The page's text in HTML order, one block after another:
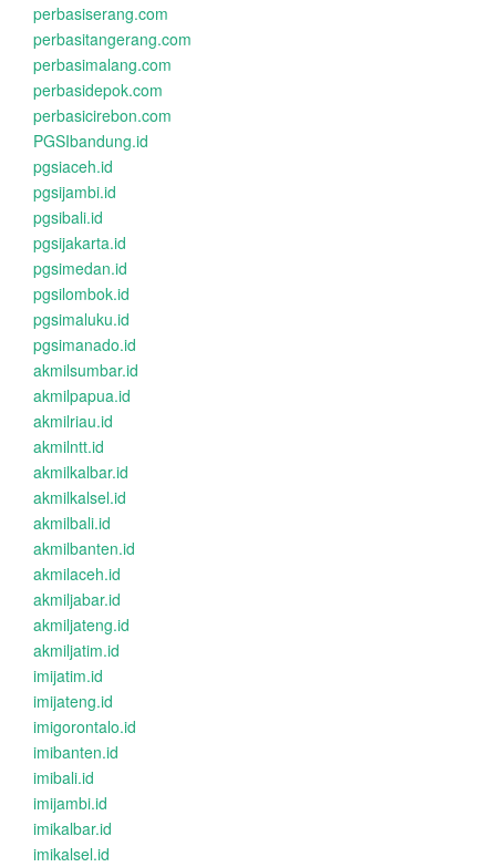
perbasiserang.com
perbasitangerang.com
perbasimalang.com
perbasidepok.com
perbasicirebon.com
PGSIbandung.id
pgsiaceh.id
pgsijambi.id
pgsibali.id
pgsijakarta.id
pgsimedan.id
pgsilombok.id
pgsimaluku.id
pgsimanado.id
akmilsumbar.id
akmilpapua.id
akmilriau.id
akmilntt.id
akmilkalbar.id
akmilkalsel.id
akmilbali.id
akmilbanten.id
akmilaceh.id
akmiljabar.id
akmiljateng.id
akmiljatim.id
imijatim.id
imijateng.id
imigorontalo.id
imibanten.id
imibali.id
imijambi.id
imikalbar.id
imikalsel.id